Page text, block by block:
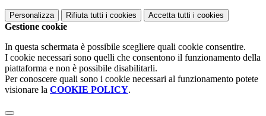
Personalizza Rifiuta tutti i cookies Accetta tutti i cookies
Gestione cookie
In questa schermata è possibile scegliere quali cookie consentire.
I cookie necessari sono quelli che consentono il funzionamento della
piattaforma e non è possibile disabilitarli.
Per conoscere quali sono i cookie necessari al funzionamento potete
visionare la COOKIE POLICY.